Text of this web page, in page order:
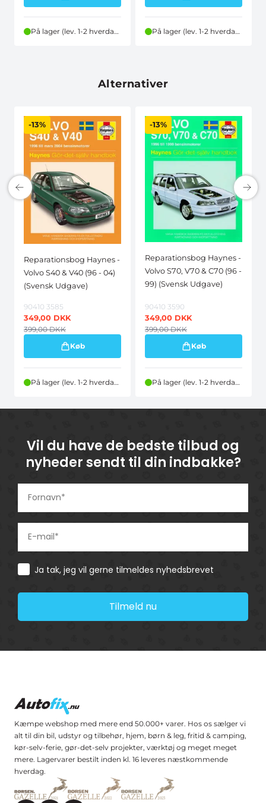
På lager (lev. 1-2 hverdage) På lager (lev. 1-2 hverdage)
Alternativer
-13%
Reparationsbog Haynes -
Volvo S40 & V40 (96 - 04)
(Svensk Udgave)
90410 3585
349,00 DKK
399,00DKK
Køb
På lager (lev. 1-2 hverdage)
-13%
Reparationsbog Haynes -
Volvo S70, V70 & C70 (96 -
99) (Svensk Udgave)
90410 3590
349,00 DKK
399,00DKK
Køb
På lager (lev. 1-2 hverdage)
Vil du have de bedste tilbud og
nyheder sendt til din indbakke?
Consent
Ja tak, jeg vil gerne tilmeldes nyhedsbrevet
Tilmeld nu
Kæmpe webshop med mere end 50.000+ varer. Hos os sælger vi
alt til din bil, udstyr og tilbehør, hjem, børn & leg, fritid & camping,
kør-selv-ferie, gør-det-selv projekter, værktøj og meget meget
mere. Lagervarer bestilt inden kl. 16 leveres næstkommende
hverdag.